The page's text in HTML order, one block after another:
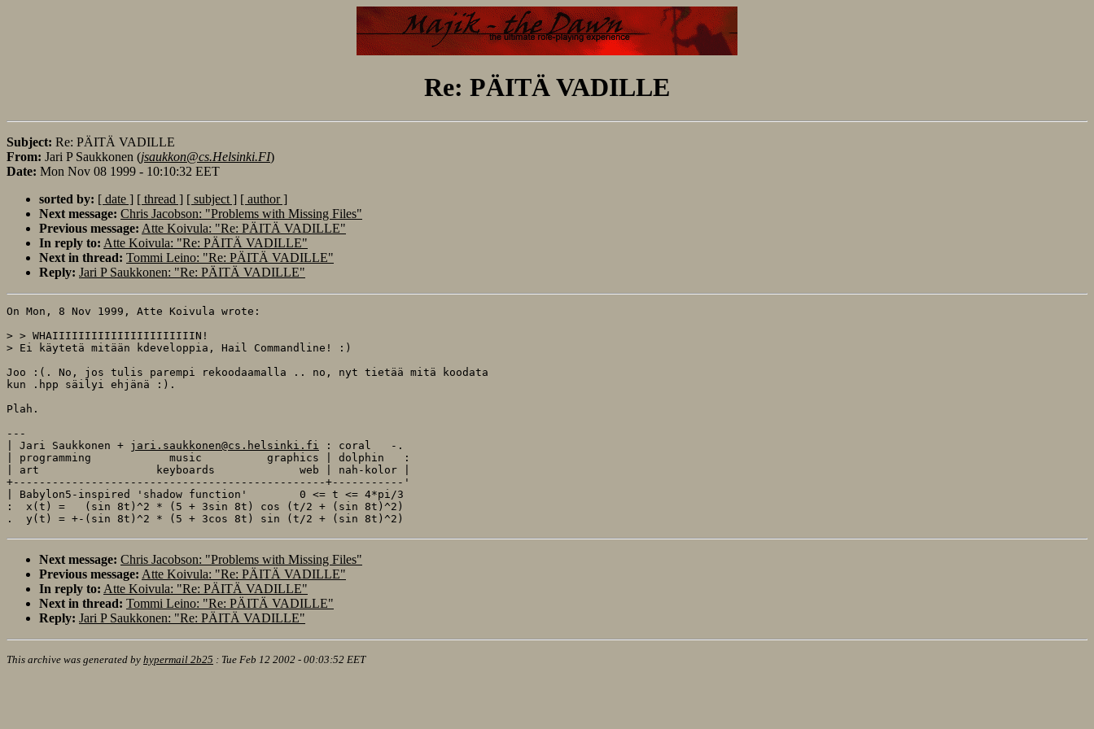
Re: PÄITÄ VADILLE
Subject: Re: PÄITÄ VADILLE
From: Jari P Saukkonen (jsaukkon@cs.Helsinki.FI)
Date: Mon Nov 08 1999 - 10:10:32 EET
sorted by: [ date ] [ thread ] [ subject ] [ author ]
Next message: Chris Jacobson: "Problems with Missing Files"
Previous message: Atte Koivula: "Re: PÄITÄ VADILLE"
In reply to: Atte Koivula: "Re: PÄITÄ VADILLE"
Next in thread: Tommi Leino: "Re: PÄITÄ VADILLE"
Reply: Jari P Saukkonen: "Re: PÄITÄ VADILLE"
On Mon, 8 Nov 1999, Atte Koivula wrote:
> > WHAIIIIIIIIIIIIIIIIIIIIIIN!
> Ei käytetä mitään kdeveloppia, Hail Commandline! :)
Joo :(. No, jos tulis parempi rekoodaamalla .. no, nyt tietää mitä koodata
kun .hpp säilyi ehjänä :).
Plah.
---
| Jari Saukkonen + jari.saukkonen@cs.helsinki.fi
: coral   -.
| programming            music          graphics | dolphin   :
| art                  keyboards             web | nah-kolor |
+------------------------------------------------+-----------'
| Babylon5-inspired 'shadow function'        0 <= t <= 4*pi/3
:  x(t) =   (sin 8t)^2 * (5 + 3sin 8t) cos (t/2 + (sin 8t)^2)
Next message: Chris Jacobson: "Problems with Missing Files"
Previous message: Atte Koivula: "Re: PÄITÄ VADILLE"
In reply to: Atte Koivula: "Re: PÄITÄ VADILLE"
Next in thread: Tommi Leino: "Re: PÄITÄ VADILLE"
Reply: Jari P Saukkonen: "Re: PÄITÄ VADILLE"
This archive was generated by hypermail 2b25 : Tue Feb 12 2002 - 00:03:52 EET